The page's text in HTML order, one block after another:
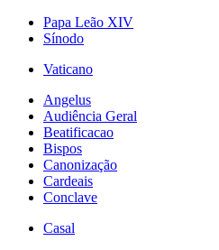
Papa Leão XIV
Sínodo
Vaticano
Angelus
Audiência Geral
Beatificacao
Bispos
Canonização
Cardeais
Conclave
Casal